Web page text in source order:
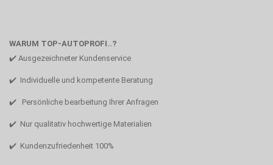
WARUM TOP-AUTOPROFI..?
✔️ Ausgezeichneter Kundenservice
✔️ Individuelle und kompetente Beratung
✔️ Persönliche bearbeitung Ihrer Anfragen
✔️ Nur qualitativ hochwertige Materialien
✔️ Kundenzufriedenheit 100%